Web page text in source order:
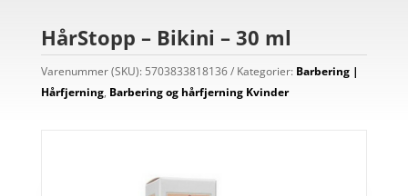
HårStopp – Bikini – 30 ml
Varenummer (SKU): 5703833818136 Kategorier: Barbering |
Hårfjerning, Barbering og hårfjerning Kvinder